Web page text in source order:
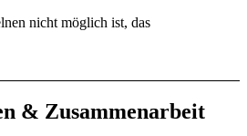
nicht möglich ist, das
& Zusammenarbeit